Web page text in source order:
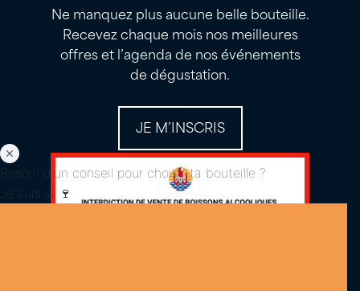
Ne manquez plus aucune belle bouteille.
Recevez chaque mois nos meilleures
offres et l’agenda de nos événements
de dégustation.
JE M’INSCRIS
Besoin d'un conseil pour choisir ta bouteille ?
Je suis là 🍷